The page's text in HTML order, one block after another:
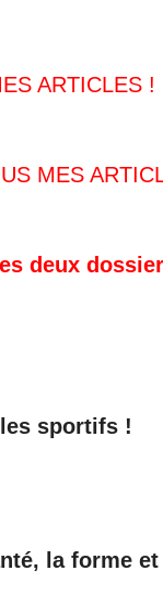
ARTICLES !
MES
deux
sportifs !
la forme